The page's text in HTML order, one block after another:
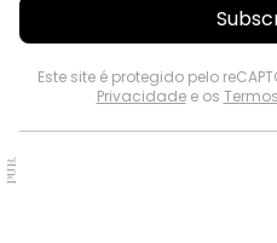
Este site é protegido pelo
Privacidadee os
PUB.